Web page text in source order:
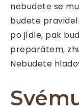
nebudete se
budete
po jídle, pak
preparátem,
Nebudete